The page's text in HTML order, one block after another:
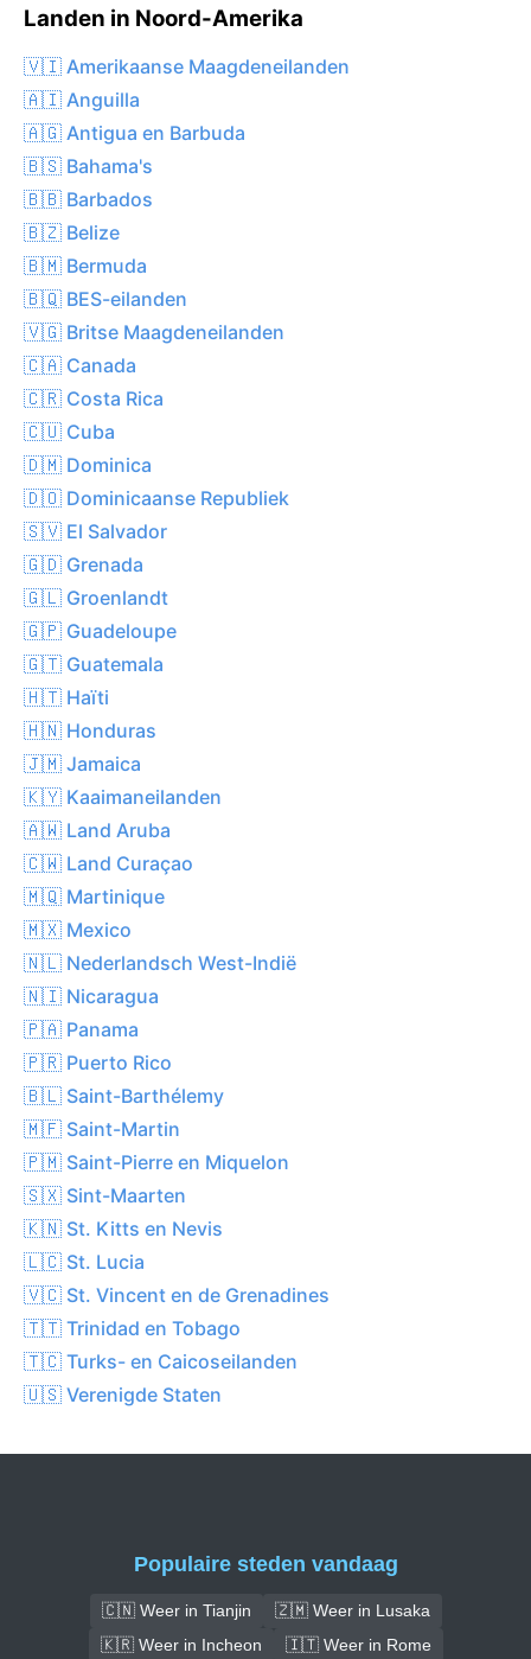
Landen in Noord-Amerika
🇻🇮 Amerikaanse Maagdeneilanden
🇦🇮 Anguilla
🇦🇬 Antigua en Barbuda
🇧🇸 Bahama's
🇧🇧 Barbados
🇧🇿 Belize
🇧🇲 Bermuda
🇧🇶 BES-eilanden
🇻🇬 Britse Maagdeneilanden
🇨🇦 Canada
🇨🇷 Costa Rica
🇨🇺 Cuba
🇩🇲 Dominica
🇩🇴 Dominicaanse Republiek
🇸🇻 El Salvador
🇬🇩 Grenada
🇬🇱 Groenlandt
🇬🇵 Guadeloupe
🇬🇹 Guatemala
🇭🇹 Haïti
🇭🇳 Honduras
🇯🇲 Jamaica
🇰🇾 Kaaimaneilanden
🇦🇼 Land Aruba
🇨🇼 Land Curaçao
🇲🇶 Martinique
🇲🇽 Mexico
🇳🇱 Nederlandsch West-Indië
🇳🇮 Nicaragua
🇵🇦 Panama
🇵🇷 Puerto Rico
🇧🇱 Saint-Barthélemy
🇲🇫 Saint-Martin
🇵🇲 Saint-Pierre en Miquelon
🇸🇽 Sint-Maarten
🇰🇳 St. Kitts en Nevis
🇱🇨 St. Lucia
🇻🇨 St. Vincent en de Grenadines
🇹🇹 Trinidad en Tobago
🇹🇨 Turks- en Caicoseilanden
🇺🇸 Verenigde Staten
Populaire steden vandaag
🇨🇳 Weer in Tianjin
🇿🇲 Weer in Lusaka
🇰🇷 Weer in Incheon
🇮🇹 Weer in Rome